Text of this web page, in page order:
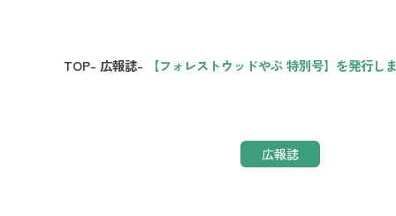
TOP- 広報誌- 【フォレストウッドやぶ 特別号】を発行し
広報誌